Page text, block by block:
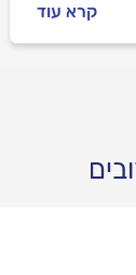
זכוכית
קרא עוד